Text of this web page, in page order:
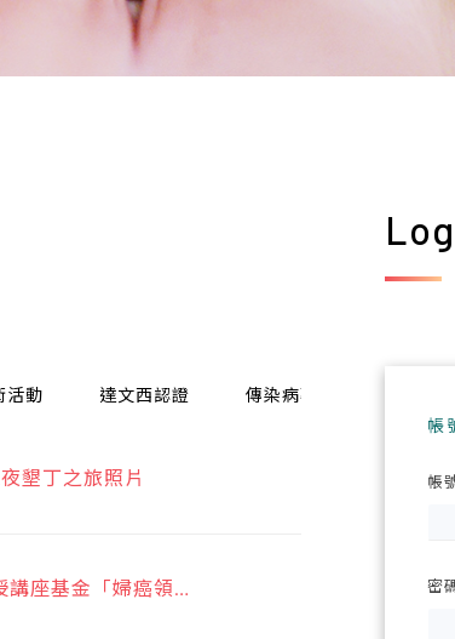
活動 達文西認證 傳染病專區
墾丁之旅照片
講座基金「婦癌領域
帳
帳
密